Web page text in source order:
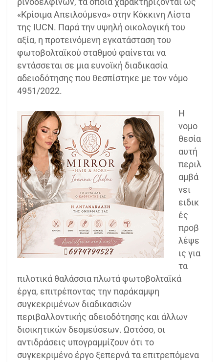
«Κρίσιμα Απειλούμενα» στην Κόκκινη Λίστα
της IUCN. Παρά την υψηλή οικολογική του
αξία, η προτεινόμενη εγκατάσταση του
φωτοβολταϊκού σταθμού φαίνεται να
εντάσσεται σε μια ευνοϊκή διαδικασία
αδειοδότησης που θεσπίστηκε με τον νόμο
4951/2022.
Η
νομο
θεσία
αυτή
περιλ
αμβά
νει
ειδικ
ές
προβ
λέψε
ις για
τα
πιλοτικά θαλάσσια πλωτά φωτοβολταϊκά
έργα, επιτρέποντας την παράκαμψη
συγκεκριμένων διαδικασιών
περιβαλλοντικής αδειοδότησης και άλλων
διοικητικών δεσμεύσεων. Ωστόσο, οι
αντιδράσεις υπογραμμίζουν ότι το
συγκεκριμένο έργο ξεπερνά τα επιτρεπόμενα